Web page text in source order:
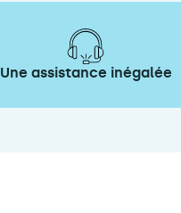
Une assistance inégalée